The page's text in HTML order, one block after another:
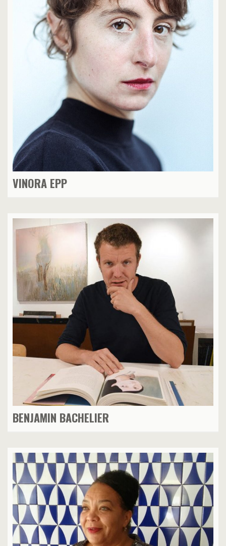
VINORA EPP
BENJAMIN BACHELIER